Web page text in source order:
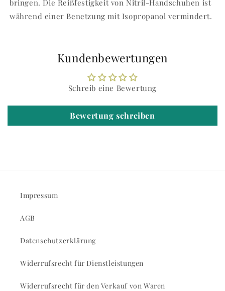
bringen. Die Reißfestigkeit von Nitril-Handschuhen ist
während einer Benetzung mit Isopropanol vermindert.
Kundenbewertungen
Schreib eine Bewertung
Bewertung schreiben
Impressum
AGB
Datenschutzerklärung
Widerrufsrecht für Dienstleistungen
Widerrufsrecht für den Verkauf von Waren